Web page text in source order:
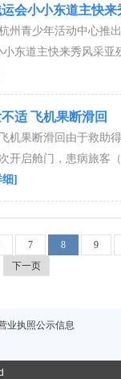
会小小东道主快来
州青少年活动中心推
东道主快来秀风采亚
适 飞机果断滑回
机果断滑回由于救助
开启舱门，患病旅客
细]
7 8
9
下一页
业执照公示信息